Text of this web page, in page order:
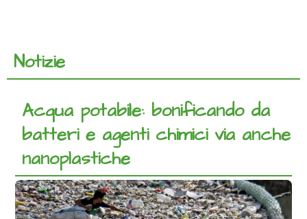
Notizie
Acqua potabile: bonificando da
batteri e agenti chimici via anche
nanoplastiche